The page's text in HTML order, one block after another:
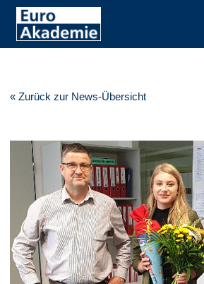
« Zurück zur News-Übersicht